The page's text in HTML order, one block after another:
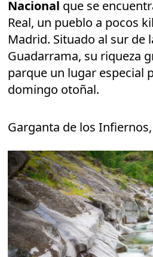
Nacional que se
Real, un pueblo a pocos
Madrid. Situado al sur de
Guadarrama, su riqueza
parque un lugar especial
domingo otoñal.
Garganta de los